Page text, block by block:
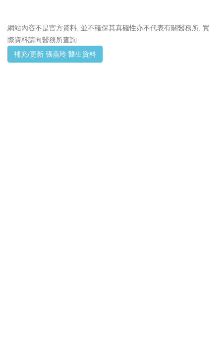
網站內容不是官方資料, 並不確保其真確性亦不代表有關醫務所, 實
際資料請向醫務所查詢
補充/更新 張燕玲 醫生資料